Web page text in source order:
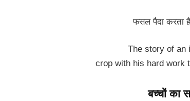
फसल पैदा करता है
The story of an
crop with his hard work
बच्चों का